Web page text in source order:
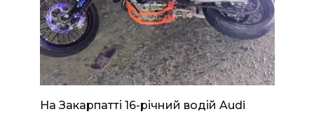
На Закарпатті 16-річний водій Audi